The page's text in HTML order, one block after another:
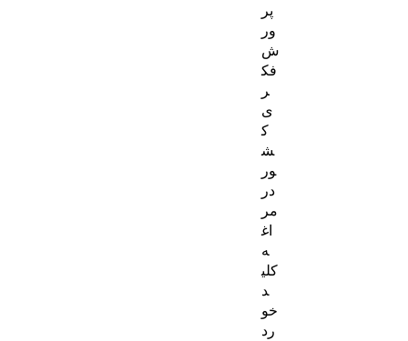
پر
ور
ش
فک
ر
ی
ک
ش
ور
در
مر
اغ
ه
کلی
د
خو
رد